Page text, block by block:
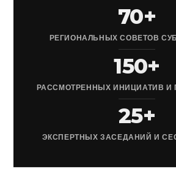
70+
РЕГИОНАЛЬНЫХ СОВЕТОВ
150+
РАССМОТРЕННЫХ ИНИЦИАТИВ И
25+
ЭКСПЕРТНЫХ ЗАСЕДАНИЙ И